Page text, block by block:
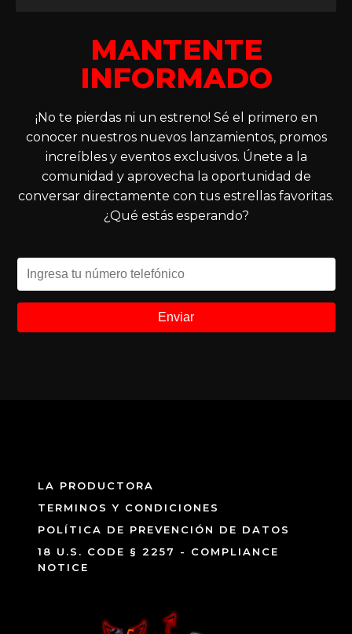
MANTENTE
INFORMADO
¡No te pierdas ni un estreno! Sé el primero en
conocer nuestros nuevos lanzamientos, promos
increíbles y eventos exclusivos. Únete a la
comunidad y aprovecha la oportunidad de
conversar directamente con tus estrellas favoritas.
¿Qué estás esperando?
LA PRODUCTORA
TERMINOS Y CONDICIONES
POLÍTICA DE PREVENCIÓN DE DATOS
18 U.S. CODE § 2257 - COMPLIANCE
NOTICE